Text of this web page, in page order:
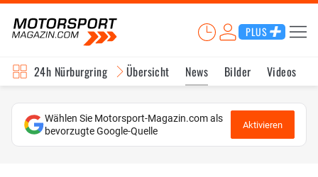
PLUS
24h Nürburgring Übersicht News Bilder Videos
Wählen Sie Motorsport-Magazin.com als
bevorzugte Google-Quelle
Aktivieren